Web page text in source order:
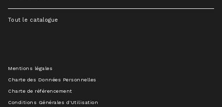
Tout le catalogue
Mentions légales
Charte des Données Personnelles
Charte de référencement
Conditions Générales d'Utilisation